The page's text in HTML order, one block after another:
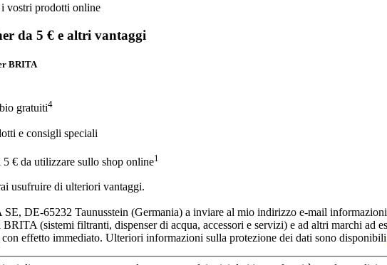
vostri prodotti online
da 5 € e altri vantaggi
BRITA
gratuiti4
e consigli speciali
€ da utilizzare sullo shop online1
usufruire di ulteriori vantaggi.
DE-65232 Taunusstein (Germania) a inviare al mio indirizzo e-mail
(sistemi filtranti, dispenser di acqua, accessori e servizi) e ad altri marchi ad
effetto immediato. Ulteriori informazioni sulla protezione dei dati sono disponibili